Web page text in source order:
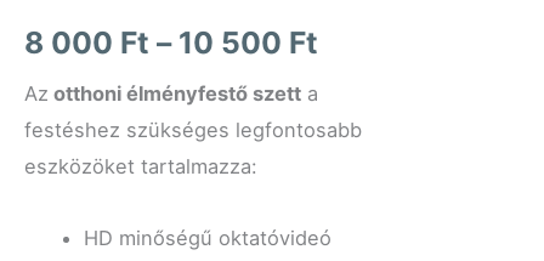
8 000 Ft – 10 500 Ft
Az otthoni élményfestő szett a
festéshez szükséges legfontosabb
eszközöket tartalmazza:
HD minőségű oktatóvideó